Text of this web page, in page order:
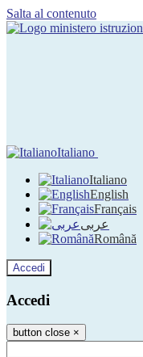
Salta al contenuto
Italiano
Italiano
English
Français
عربى
Română
Accedi
Accedi
button close ×